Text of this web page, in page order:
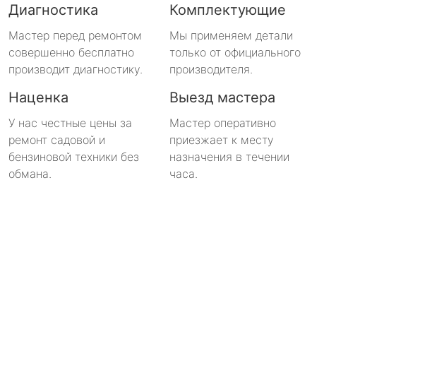
Диагностика
Мастер перед ремонтом
совершенно бесплатно
производит диагностику.
Комплектующие
Мы применяем детали
только от официального
производителя.
Наценка
У нас честные цены за
ремонт садовой и
бензиновой техники без
обмана.
Выезд мастера
Мастер оперативно
приезжает к месту
назначения в течении
часа.